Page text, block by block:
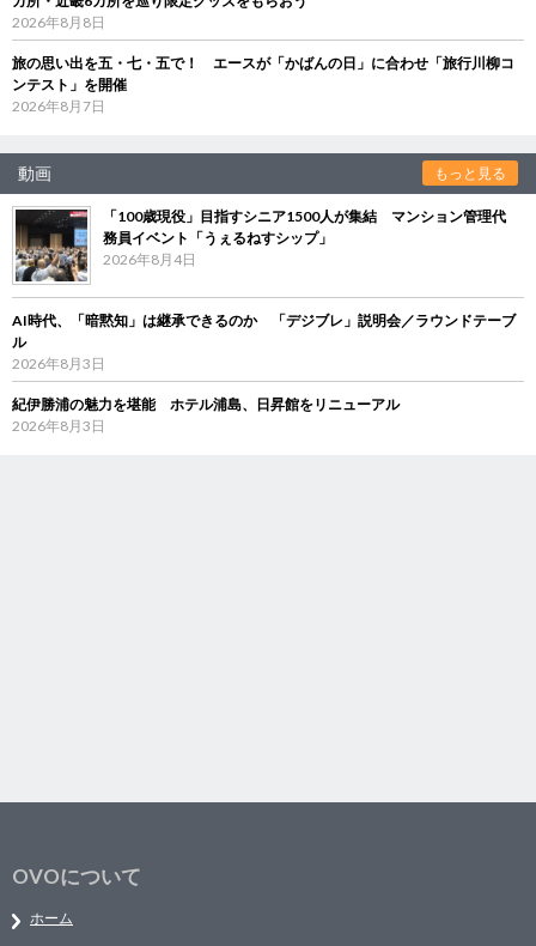
2026年8月8日
旅の思い出を五・七・五で！ エースが「かばんの日」に合わせ「旅行川柳コ
ンテスト」を開催
2026年8月7日
動画 もっと見る
「100歳現役」目指すシニア1500人が集結 マンション管理代
務員イベント「うぇるねすシップ」
2026年8月4日
AI時代、「暗黙知」は継承できるのか 「デジブレ」説明会／ラウンドテーブ
ル
2026年8月3日
紀伊勝浦の魅力を堪能 ホテル浦島、日昇館をリニューアル
2026年8月3日
OVOについて
ホーム